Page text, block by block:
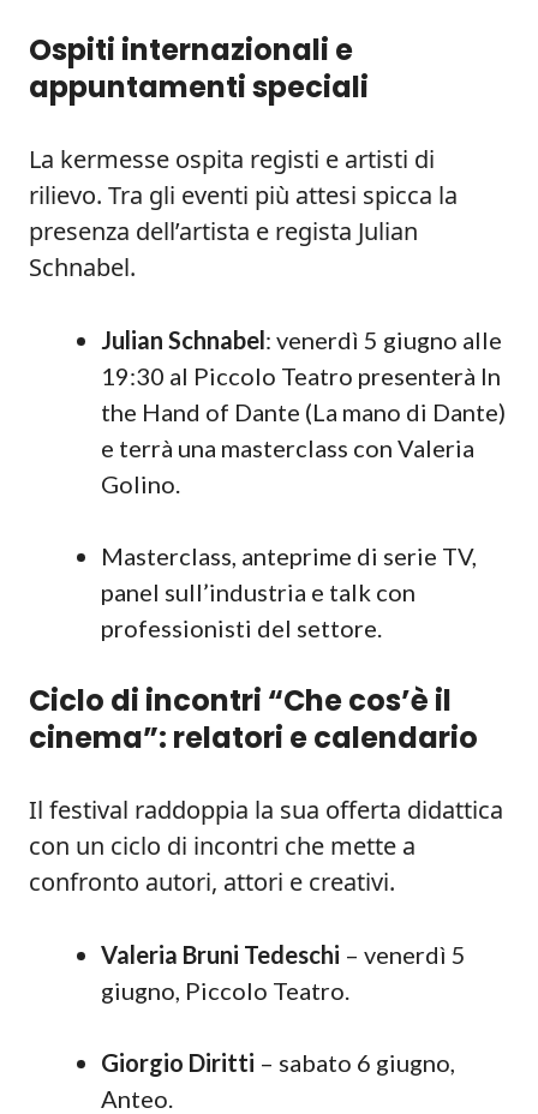
Ospiti internazionali e
appuntamenti speciali
La kermesse ospita registi e artisti di
rilievo. Tra gli eventi più attesi spicca la
presenza dell’artista e regista Julian
Schnabel.
Julian Schnabel: venerdì 5 giugno alle
19:30 al Piccolo Teatro presenterà In
the Hand of Dante (La mano di Dante)
e terrà una masterclass con Valeria
Golino.
Masterclass, anteprime di serie TV,
panel sull’industria e talk con
professionisti del settore.
Ciclo di incontri “Che cos’è il
cinema”: relatori e calendario
Il festival raddoppia la sua offerta didattica
con un ciclo di incontri che mette a
confronto autori, attori e creativi.
Valeria Bruni Tedeschi – venerdì 5
giugno, Piccolo Teatro.
Giorgio Diritti – sabato 6 giugno,
Anteo.